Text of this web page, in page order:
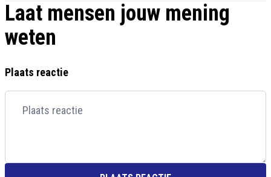
Laat mensen jouw mening
weten
Plaats reactie